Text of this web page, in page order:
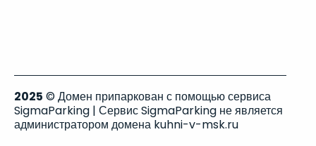
2025 © Домен припаркован с помощью сервиса
SigmaParking | Сервис SigmaParking не является
администратором домена kuhni-v-msk.ru